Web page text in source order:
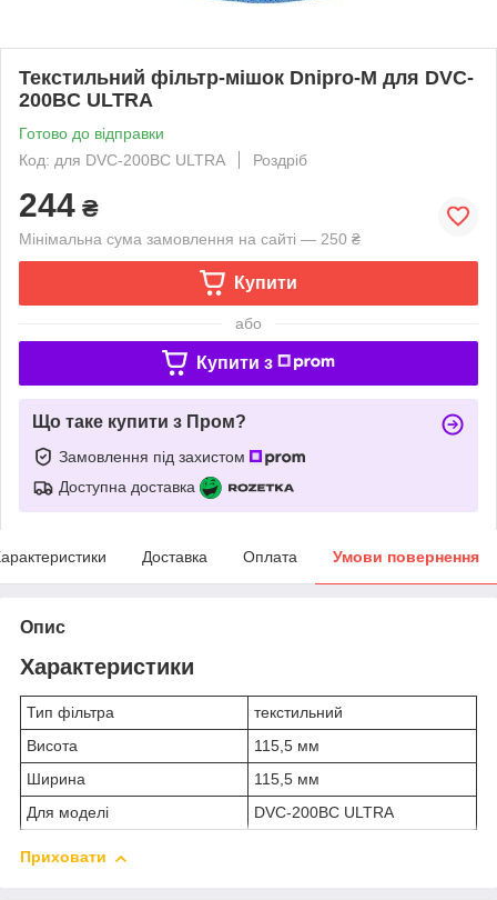
Текстильний фільтр-мішок Dnipro-M для DVC-
200BC ULTRA
Готово до відправки
Код: для DVC-200BC ULTRA
Роздріб
244 ₴
Мінімальна сума замовлення на сайті — 250 ₴
Купити
або
Купити з
Що таке купити з Пром?
Замовлення під захистом
Доступна доставка
Доставка Оплата Умови повернення
Опис
Характеристики
Тип фільтра
текстильний
Висота
115,5 мм
Ширина
115,5 мм
Для моделі
DVC-200BC ULTRA
Приховати